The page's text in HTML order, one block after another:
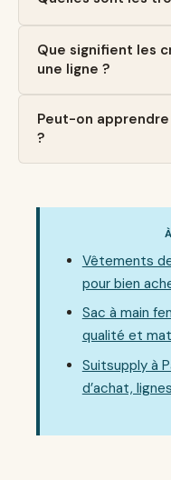
Que signifient les
une ligne ?
Peut-on
?
Vêtements
pour bien
Sac à main
qualité et
Suitsupply à
d’achat,